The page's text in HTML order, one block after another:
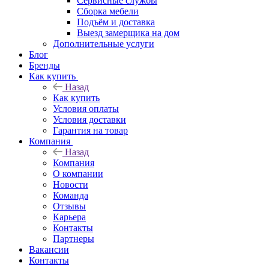
Сборка мебели
Подъём и доставка
Выезд замерщика на дом
Дополнительные услуги
Блог
Бренды
Как купить
Назад
Как купить
Условия оплаты
Условия доставки
Гарантия на товар
Компания
Назад
Компания
О компании
Новости
Команда
Отзывы
Карьера
Контакты
Партнеры
Вакансии
Контакты